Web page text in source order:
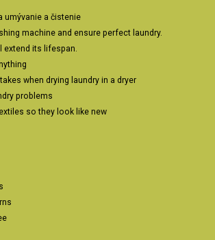
umývanie a čistenie
machine and ensure perfect laundry.
extend its lifespan.
when drying laundry in a dryer
problems
so they look like new